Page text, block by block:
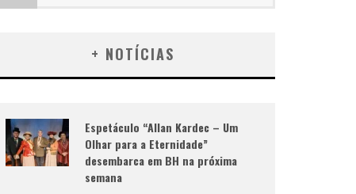
+ NOTÍCIAS
Espetáculo “Allan Kardec – Um
Olhar para a Eternidade”
desembarca em BH na próxima
semana